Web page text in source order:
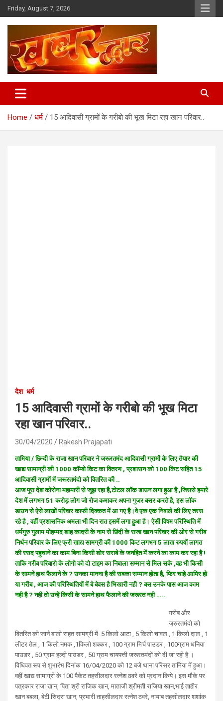
Skip
to
content
Friday, August 7, 2026
Khabar Dwar
Home धर्म 15 आदिवासी ग्रामों के गरीबो की भूख मिटा रहा खान परिवार..
देश धर्म
15 आदिवासी ग्रामों के गरीबो की भूख मिटा
रहा खान परिवार..
30/04/2020 Rakesh Prajapati
तामिया / छिन्दी के राजा खान परिवार ने जरूरतमंद आदिवासी ग्रामों के लिए तैयार की
खाद्य सामाग्री की 1000 कॉम्बो किट का वितरण ,प्रशासन को 100 किट सहित 15
आदिवासी ग्रामों में जरूरतमंदो को वितरित की ..
आज पूरा देश कोरोना महामारी से जूझ रहा है,टोटल लॉक डाउन लगा हुआ है ,जिससे हमारे
देश में लगभग 51 करोड़ लोग जो रोज कमाकर अपना गुजर बसर करते है, इस लॉक
डाउन से ऐसे लाखों परिवार काफी दिक्कत में आ गए है।वे एक एक निबाले की लिए तरस
रहे है , वहीं प्रशासनिक अमला भी दिन रात इसमें लगा हुआ है। ऐसी विषम परिस्थिति में
धर्मगुरु गुलाम मोहम्मद शाह कादरी के नाम से छिंदी के राजा खान परिवार की ओर से गरीब
निर्धन परिवार के लिए फ्री खाद्य सामग्री की 1000 किट लगभग 5 लाख रुपयों लागत
की रसद पहुचाने का काम बिना किसी शोर सराबे के जनहित में करने का काम कर रहा है !
ताकि गरीब परिबारो के लोगो को दो टाइम का निबाला सम्मान से मिल सके ,वह भी किसी
के सामने हाथ फैलाने के ? उनका मानना है की सबका सम्मान होता है, फिर चाहे आमिर हो
या गरीब , आज की परिस्थितियों में बे बेवस है भिखारी नही ? बस उनके पास आज काम
नही है ? नही तो उन्हें किसी के सामने हाथ फैलाने की जरूरत नही …..
गरीब और
जरुरतमंदो को
वितरित की जाने बाली राहत सामग्री में 5 किलो आटा , 5 किलो चावल , 1 किलो दाल , 1
लीटर तेल , 1 किलो नमक ,1किलो शक्कर , 100 ग्राम मिर्च पाउडर , 100ग्राम धनिया
पाउडर , 50 ग्राम हल्दी पाउडर , 50 ग्राम चायपत्ती जरूरतमंदों को दी जा रही है ।
विधिवत रूप से शुभारंभ दिनांक 16/04/2020 को 12 बजे थाना परिसर तामिया में हुआ।
वहीं खाद्य सामाग्री के 100 पैकेट तहसीलदार रत्नेश ठवरे को प्रदान किये। इस मौके पर
पत्रकार राजा खान, पिता श्री राजिक खान, माताजी श्रीमती राजिया खान,भाई ताहीर
खान बबला, बेटी सिदरा खान, प्रभारी ताहसीलदार रत्नेश ठवरे, नायाब तहसीलदार शशांक